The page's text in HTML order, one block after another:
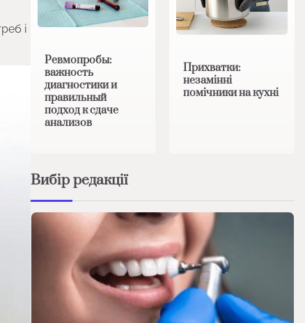
і
Ревмопробы:
важность
диагностики и
правильный
подход к сдаче
анализов
Прихватки:
незамінні
помічники на кухні
Вибір редакції